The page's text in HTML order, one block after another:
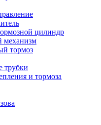
цилиндр
механизм
тормоз
трубки
и тормоза